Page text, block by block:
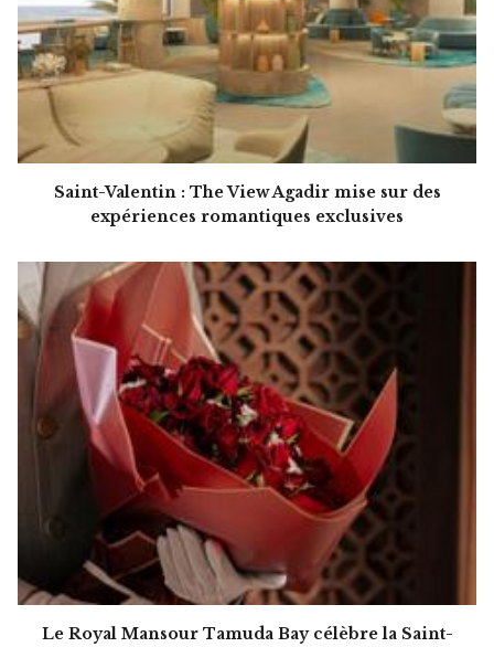
Saint-Valentin : The View Agadir mise sur des
expériences romantiques exclusives
Le Royal Mansour Tamuda Bay célèbre la Saint-